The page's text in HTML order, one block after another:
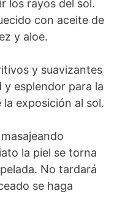
los rayos del sol.
con aceite de
y aloe.
y suavizantes
y esplendor para la
exposición al sol.
la piel se torna
No tardará
se haga